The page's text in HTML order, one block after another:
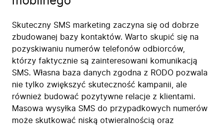
Skuteczny SMS marketing zaczyna się od dobrze
zbudowanej bazy kontaktów. Warto skupić się na
pozyskiwaniu numerów telefonów odbiorców,
którzy faktycznie są zainteresowani komunikacją
SMS. Własna baza danych zgodna z RODO pozwala
nie tylko zwiększyć skuteczność kampanii, ale
również budować pozytywne relacje z klientami.
Masowa wysyłka SMS do przypadkowych numerów
może skutkować niską otwieralnością oraz